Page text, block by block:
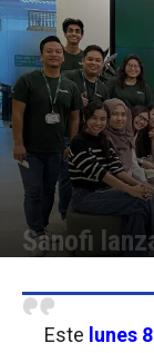
Sanofi
Este lunes